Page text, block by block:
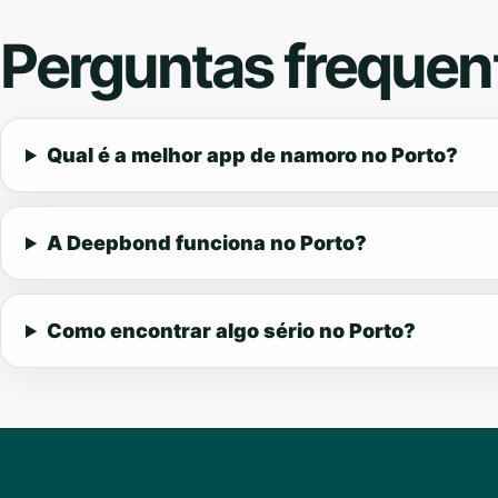
Perguntas
Qual é a melhor app de namoro no Porto?
A Deepbond funciona no Porto?
Como encontrar algo sério no Porto?